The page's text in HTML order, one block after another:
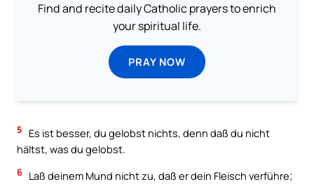
Find and recite daily Catholic prayers to enrich
your spiritual life.
PRAY NOW
5
Es ist besser, du gelobst nichts, denn daß du nicht
hältst, was du gelobst.
6 Laß deinem Mund nicht zu, daß er dein Fleisch verführe;